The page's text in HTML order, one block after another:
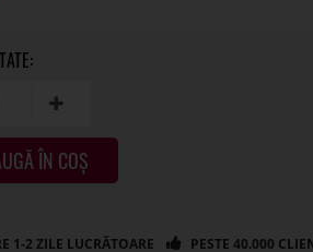
ÎN COȘ